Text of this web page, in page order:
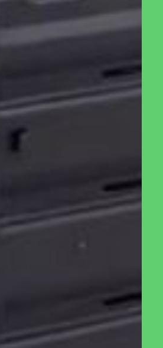
מקומות מוסתרים שלא מאפשרים
תגובה מספקת.
מתקן להאכלת
הוא מתקן בריא!
זכרו לנקות את המתקן כל כמה זמן בכדי
הציפורים המגיעות אליכן. ריח רע שיצטבר
בבריאתם של הציפורים. זכרו להחליף את
בשמש פעם בכמה זמן בכדי לשמור על
לא להאכיל כל הזמן
בכדי למנוע תלות ברורה של הציפורים
מהם יכולות הישרדות וחיפוש מזון חשובות
להאכיל באופן רציף, כשאתם מזהים את